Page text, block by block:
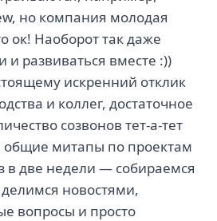
но компания молодая
ок! Наоборот так даже
и развиваться вместе :))
искренний отклик
и коллег, достаточное
созвонов тет-а-тет
общие митапы по проектам
в две недели — собираемся
новостями,
вопросы и просто